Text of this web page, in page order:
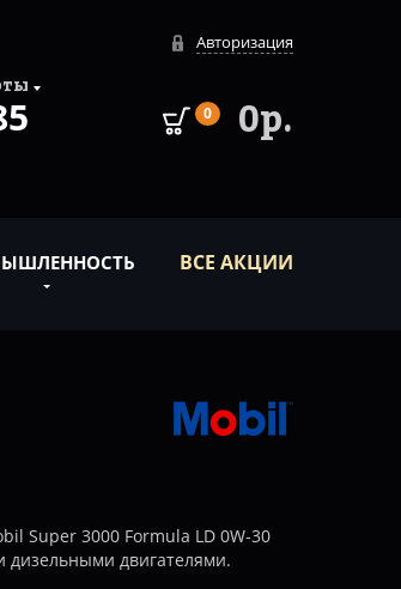
Авторизация
0 0р.
ВСЕ АКЦИИ
Super 3000 Formula LD 0W-30
дизельными двигателями.